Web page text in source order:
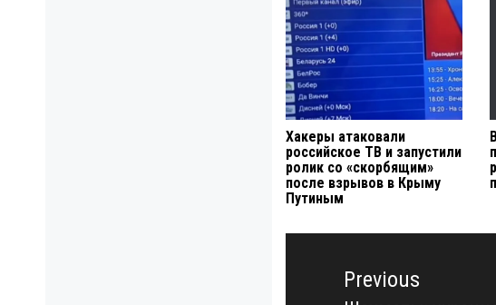
Хакеры атаковали
российское ТВ и запустили
ролик со «скорбящим»
после взрывов в Крыму
Путиным
Навигация
записямPrevious